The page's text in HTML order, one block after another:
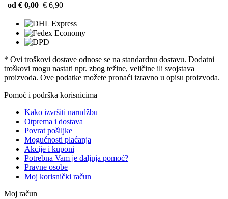
od € 0,00 € 6,90
* Ovi troškovi dostave odnose se na standardnu ​​dostavu. Dodatni
troškovi mogu nastati npr. zbog težine, veličine ili svojstava
proizvoda. Ove podatke možete pronaći izravno u opisu proizvoda.
Pomoć i podrška korisnicima
Kako izvršiti narudžbu
Otprema i dostava
Povrat pošiljke
Mogućnosti plaćanja
Akcije i kuponi
Potrebna Vam je daljnja pomoć?
Pravne osobe
Moj korisnički račun
Moj račun